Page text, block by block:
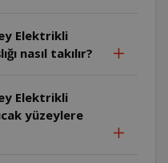
Elektrikli
nasıl takılır?
Elektrikli
yüzeylere